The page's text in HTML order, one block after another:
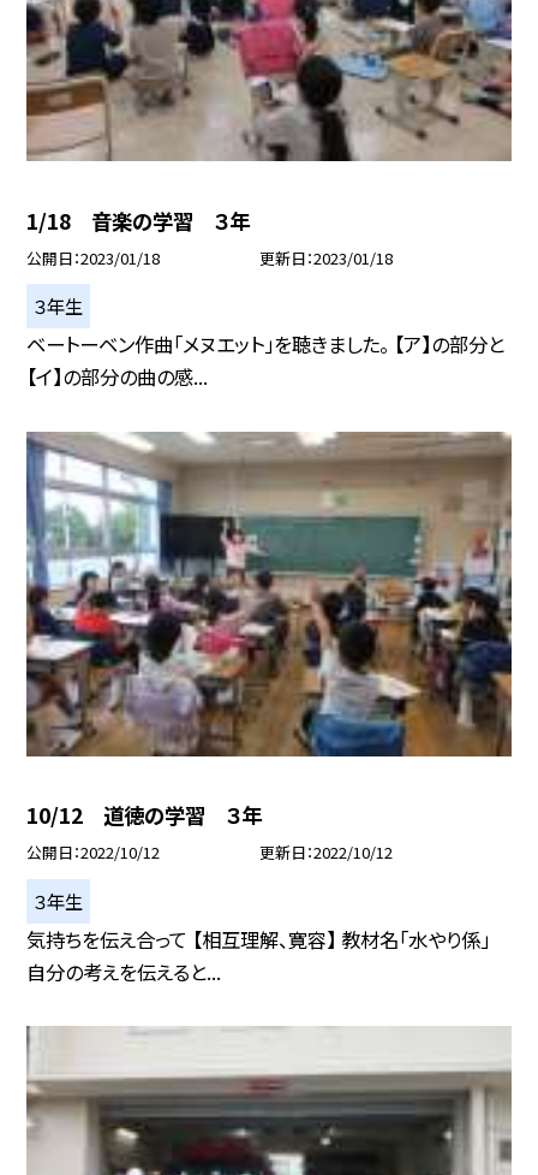
1/18 音楽の学習 ３年
公開日 2023/01/18 更新日 2023/01/18
３年生
ベートーベン作曲「メヌエット」を聴きました。 【ア】の部分と
【イ】の部分の曲の感...
10/12 道徳の学習 ３年
公開日 2022/10/12 更新日 2022/10/12
３年生
気持ちを伝え合って 【相互理解、寛容】 教材名「水やり係」
自分の考えを伝えると...